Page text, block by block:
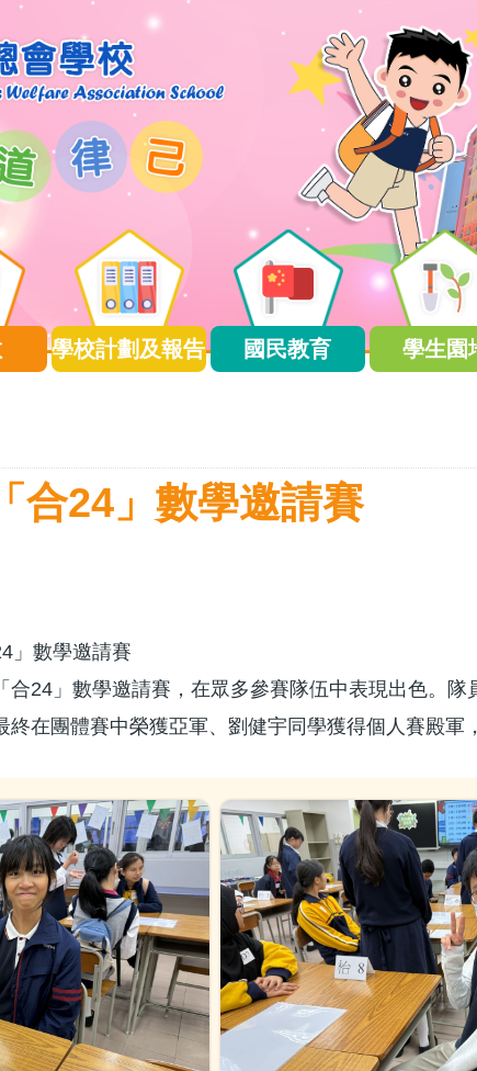
學校計劃及報告 國民教育 學生園
合24」數學邀請賽
子中學「合24」數學邀請
合24」數學邀請賽，在眾多參賽隊伍中表現出色。
在團體賽中榮獲亞軍、劉健宇同學獲得個人賽殿軍